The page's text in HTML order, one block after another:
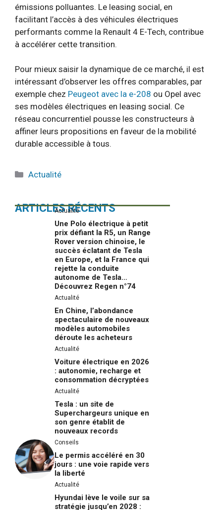
émissions polluantes. Le leasing social, en
facilitant l’accès à des véhicules électriques
performants comme la Renault 4 E-Tech, contribue
à accélérer cette transition.
Pour mieux saisir la dynamique de ce marché, il est
intéressant d’observer les offres comparables, par
exemple chez Peugeot avec la e-208 ou Opel avec
ses modèles électriques en leasing social. Ce
réseau concurrentiel pousse les constructeurs à
affiner leurs propositions en faveur de la mobilité
durable accessible à tous.
Catégories
Actualité
ARTICLES RÉCENTS
Actualité
Une Polo électrique à petit
prix défiant la R5, un Range
Rover version chinoise, le
succès éclatant de Tesla
en Europe, et la France qui
rejette la conduite
autonome de Tesla…
Découvrez Regen n°74
Actualité
En Chine, l’abondance
spectaculaire de nouveaux
modèles automobiles
déroute les acheteurs
Actualité
Voiture électrique en 2026
: autonomie, recharge et
consommation décryptées
Actualité
Tesla : un site de
Superchargeurs unique en
son genre établit de
nouveaux records
Conseils
Le permis accéléré en 30
jours : une voie rapide vers
la liberté
Actualité
Hyundai lève le voile sur sa
stratégie jusqu’en 2028 :